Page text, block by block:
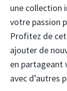
une collection
votre passion
Profitez de
ajouter de
en partageant
avec d’autres